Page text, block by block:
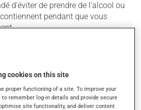
d'éviter de prendre de l'alcool ou
pendant que vous
recherchés, ce produit peut à
effets indésirables (effets
:
cookies on this site
proper functioning of a site. To improve your
to remember log-in details and provide secure
site functionality, and deliver content